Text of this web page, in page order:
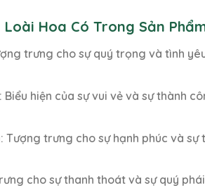
Loài Hoa Có Trong Sản
trưng cho sự quý trọng và tình
Biểu hiện của sự vui vẻ và sự thành
: Tượng trưng cho sự hạnh phúc và
cho sự thanh thoát và sự quý